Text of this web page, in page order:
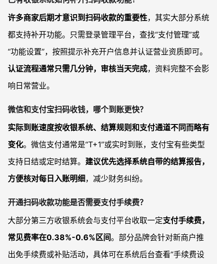
许多商家后期才意识到扫码收款的重要性，其实大部分系统
都支持补开功能。只需登录管理平台，查找“支付管理”或
“功能设置”，按照提示补充开户信息并认证营业资质即可。
认证流程通常只需几分钟，审核当天完成，资料完整不会影
响日常营业。
微信和支付宝扫码收钱，哪个到账更快？
实际到账速度按收银系统、结算规则和支付通道不同而略有
变化。微信支付通常是“T+1”或实时到账，支付宝有些类型
支持日结或定时结算。 建议优先选择系统自带的结算报告，
方便核对每日入账明细，减少财务纠纷。
开通扫码收款功能是否需要支付手续费？
大部分第三方收银系统会与支付平台收取一定支付手续费，
常见费率在0.38%-0.6%区间。部分品牌会针对新商户推
出免手续费或补贴活动，具体可在系统后台查看“手续费设